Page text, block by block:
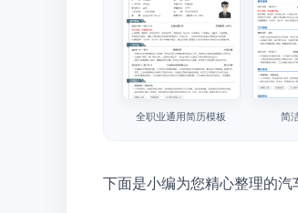
全职业通用简历模板 简
下面是小编为您精心整理的